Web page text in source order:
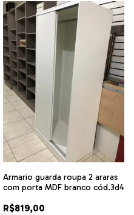
Armario guarda roupa 2 araras
com porta MDF branco cód.3d4
R$819,00